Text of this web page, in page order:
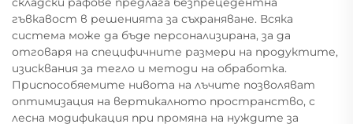
гъвкавост в решенията за съхраняване. Всяка
система може да бъде персонализирана, за да
отговаря на специфичните размери на продуктите,
изисквания за тегло и методи на обработка.
Приспособяемите нивота на лъчите позволяват
оптимизация на вертикалното пространство, с
лесна модификация при промяна на нуждите за